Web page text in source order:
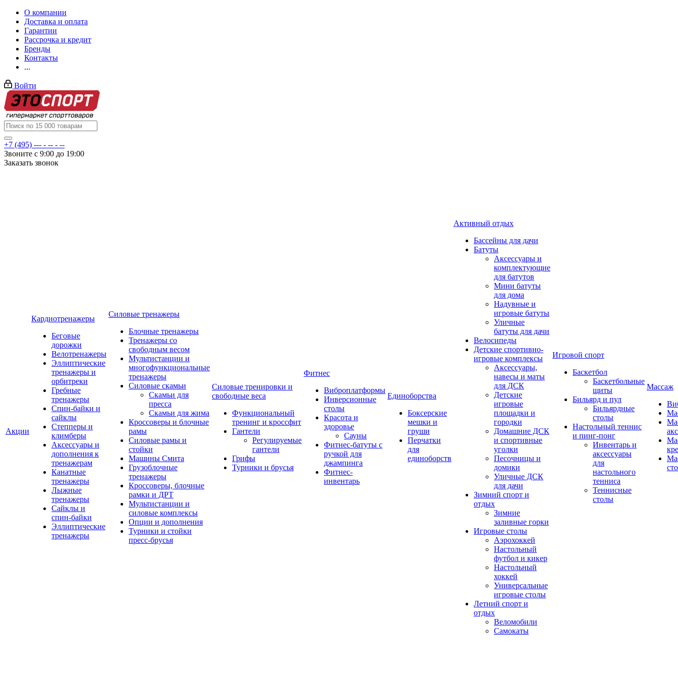
О компании
Доставка и оплата
Гарантии
Рассрочка и кредит
Бренды
Контакты
...
Войти
+7 (495) --- - -- - --
Звоните с 9:00 до 19:00
Заказать звонок
Акции
Кардиотренажеры
Беговые
дорожки
Велотренажеры
Эллиптические
тренажеры и
орбитреки
Гребные
тренажеры
Спин-байки и
сайклы
Степперы и
климберы
Аксессуары и
дополнения к
тренажерам
Канатные
тренажеры
Лыжные
тренажеры
Сайклы и
спин-байки
Эллиптические
тренажеры
Силовые тренажеры
Блочные тренажеры
Тренажеры со
свободным весом
Мультистанции и
многофункциональные
тренажеры
Силовые скамьи
Скамьи для
пресса
Скамьи для жима
Кроссоверы и блочные
рамы
Силовые рамы и
стойки
Машины Смита
Грузоблочные
тренажеры
Кроссоверы, блочные
рамки и ДРТ
Мультистанции и
силовые комплексы
Опции и дополнения
Турники и стойки
пресс-брусья
Силовые тренировки и
свободные веса
Функциональный
тренинг и кроссфит
Гантели
Регулируемые
гантели
Грифы
Турники и брусья
Фитнес
Виброплатформы
Инверсионные
столы
Красота и
здоровье
Сауны
Фитнес-батуты с
ручкой для
джампинга
Фитнес-
инвентарь
Единоборства
Боксерские
мешки и
груши
Перчатки
для
единоборств
Активный отдых
Бассейны для дачи
Батуты
Аксессуары и
комплектующие
для батутов
Мини батуты
для дома
Надувные и
игровые батуты
Уличные
батуты для дачи
Велосипеды
Детские спортивно-
игровые комплексы
Аксессуары,
навесы и маты
для ДСК
Детские
игровые
площадки и
городки
Домашние ДСК
и спортивные
уголки
Песочницы и
домики
Уличные ДСК
для дачи
Зимний спорт и
отдых
Зимние
заливные горки
Игровые столы
Аэрохоккей
Настольный
футбол и кикер
Настольный
хоккей
Универсальные
игровые столы
Летний спорт и
отдых
Веломобили
Самокаты
Игровой спорт
Баскетбол
Баскетбольные
щиты
Бильярд и пул
Бильярдные
столы
Настольный теннис
и пинг-понг
Инвентарь и
аксессуары
для
настольного
тенниса
Теннисные
столы
Массаж